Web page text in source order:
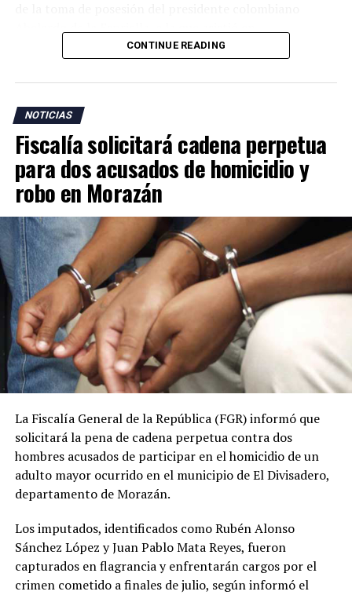
representación del presidente Nayib Bukele.
«En esta visita para asistir a la posesión del presidente
cancillería para dar continuidad a esos temas. Uno de los
acuerdos más importantes es la creación de una
comisión binacional Colombia-El Salvador», afirmó.
El vicepresidente salvadoreño explicó que el encuentro
forma parte de un diálogo bilateral iniciado durante la
toma de posesión de la actual presidenta de Perú.
ADVERTISEMENT
María Luisa Hayem, representó al Gobierno salvadoreño
y sostuvo una reunión con Restrepo, en la que se
establecieron algunos acuerdos iniciales que ahora
buscan recibir seguimiento.
de El Salvador en Colombia, Guillermo Rubio, en el
impulso de la nueva etapa de cooperación entre ambos
países.
CONTINUE READING
NOTICIAS
Fiscalía solicitará cadena perpetua
para dos acusados de homicidio y
robo en Morazán
La Fiscalía General de la República (FGR) informó que
solicitará la pena de cadena perpetua contra dos
hombres acusados de participar en el homicidio de un
adulto mayor ocurrido en el municipio de El Divisadero,
departamento de Morazán.
Los imputados, identificados como Rubén Alonso
Sánchez López y Juan Pablo Mata Reyes, fueron
capturados en flagrancia y enfrentarán cargos por el
crimen cometido a finales de julio, según informó el